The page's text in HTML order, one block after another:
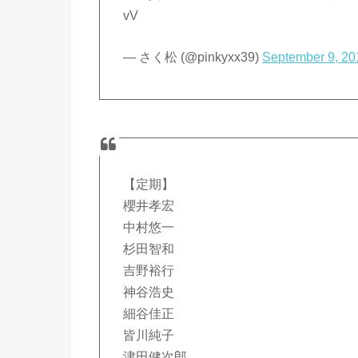
vV
— さく松 (@pinkyxx39) September 9,
【定期】
櫻井孝宏
中村悠一
杉田智和
吉野裕行
神谷浩史
細谷佳正
皆川純子